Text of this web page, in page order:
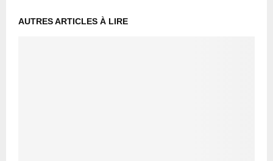
AUTRES ARTICLES À LIRE